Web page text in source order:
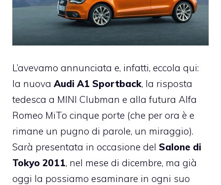
L’avevamo annunciata e, infatti, eccola qui:
la nuova Audi A1 Sportback, la risposta
tedesca a MINI Clubman e alla futura Alfa
Romeo MiTo cinque porte (che per ora è e
rimane un pugno di parole, un miraggio).
Sarà presentata in occasione del Salone di
Tokyo 2011, nel mese di dicembre, ma già
oggi la possiamo esaminare in ogni suo